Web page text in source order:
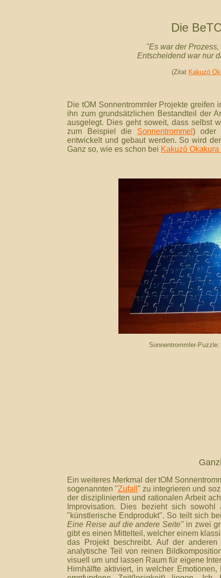
Die
"Es war der
Entscheidend war nur
(Zitat Kakuzó
Die tOM Sonnentrommler Projekte greifen
ihn zum grundsätzlichen Bestandteil der
ausgelegt. Dies geht soweit, dass selbst
zum Beispiel die Sonnentrommel ) oder
entwickelt und gebaut werden. So wird
Ganz so, wie es schon bei Kakuzó
Sonnentrommler-
Ein weiteres Merkmal der tOM
sogenannten "Zufall" zu integrieren und
der disziplinierten und rationalen Arbeit
Improvisation. Dies bezieht sich
"künstlerische Endprodukt". So teilt sich
Eine Reise auf die andere Seite" in zwei
gibt es einen Mittelteil, welcher einem
das Projekt beschreibt. Auf der
analytische Teil von reinen
visuell um und lassen Raum für eigene
Hirnhälfte aktiviert, in welcher